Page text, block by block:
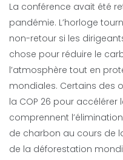
La conférence avait été
pandémie. L’horloge
non-retour si les
chose pour réduire le
l’atmosphère tout en
mondiales. Certains des
la COP 26 pour accélérer
comprennent
de charbon au cours de
de la déforestation